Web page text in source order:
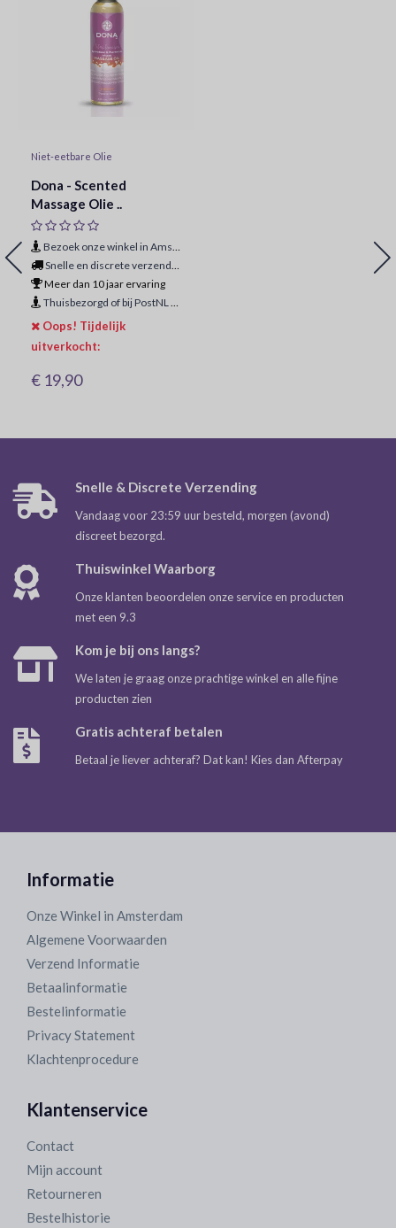
Niet-eetbare Olie
Dona - Scented
Massage Olie ..
Bezoek onze winkel in Amsterdam
Snelle en discrete verzending
Meer dan 10 jaar ervaring
Thuisbezorgd of bij PostNL ophaalpunt
Oops! Tijdelijk
uitverkocht:
€ 19,90
Snelle & Discrete Verzending
Vandaag voor 23:59 uur besteld, morgen (avond)
discreet bezorgd.
Thuiswinkel Waarborg
Onze klanten beoordelen onze service en producten
met een 9.3
Kom je bij ons langs?
We laten je graag onze prachtige winkel en alle fijne
producten zien
Gratis achteraf betalen
Betaal je liever achteraf? Dat kan! Kies dan Afterpay
Informatie
Onze Winkel in Amsterdam
Algemene Voorwaarden
Verzend Informatie
Betaalinformatie
Bestelinformatie
Privacy Statement
Klachtenprocedure
Klantenservice
Contact
Mijn account
Retourneren
Bestelhistorie